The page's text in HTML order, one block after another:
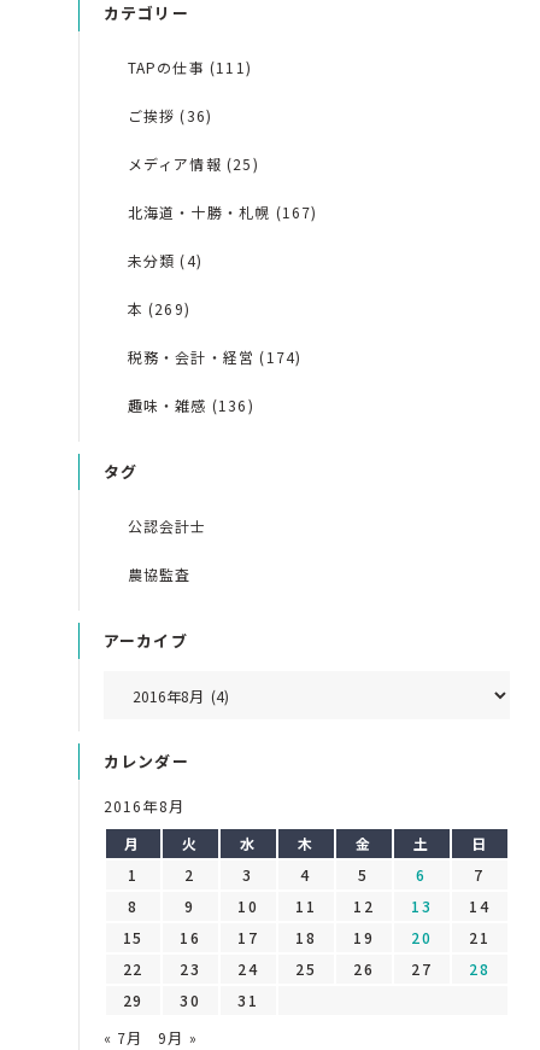
カテゴリー
TAPの仕事 (111)
ご挨拶 (36)
メディア情報 (25)
北海道・十勝・札幌 (167)
未分類 (4)
本 (269)
税務・会計・経営 (174)
趣味・雑感 (136)
タグ
公認会計士
農協監査
アーカイブ
カレンダー
2016年8月
月
火 水 木 金 土
日
1
2 3 4 5 6
7
8
9 10 11 12 13
14
15
16 17 18 19 20
21
22
23 24 25 26 27
28
29
30
31
« 7月
9月 »